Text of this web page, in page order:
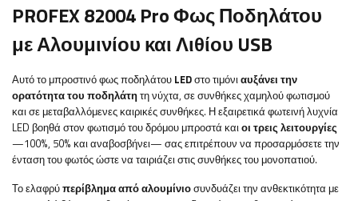
PROFEX 82004 Pro Φως Ποδηλάτου
με Αλουμινίου και Λιθίου USB
Αυτό το μπροστινό φως ποδηλάτου LEDστο τιμόνιαυξάνει την
ορατότητα του ποδηλάτητη νύχτα, σε συνθήκες χαμηλού φωτισμού
και σε μεταβαλλόμενες καιρικές συνθήκες. Η εξαιρετικά φωτεινή λυχνία
LED βοηθά στον φωτισμό του δρόμου μπροστά καιοι τρεις λειτουργίες
—100%, 50% και αναβοσβήνει— σας επιτρέπουν να προσαρμόσετε την
ένταση του φωτός ώστε να ταιριάζει στις συνθήκες του μονοπατιού.
Το ελαφρύπερίβλημα από αλουμίνιοσυνδυάζει την ανθεκτικότητα με